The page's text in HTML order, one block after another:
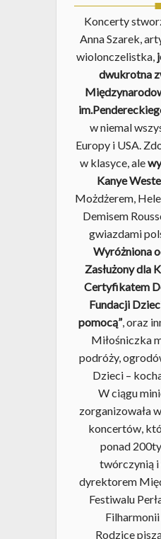
Koncerty
Anna Szarek,
wiolonczelistka,
dwukrotna
w niemal
Europy i USA.
w klasyce, ale
Kanye
Możdżerem,
Demisem
gwiazdami
Wyróżniona
Zasłużony dla
Certyfikatem
Fundacji
pomocą”, oraz
Miłośniczka
podróży,
Dzieci –
W ciągu
zorganizowała
koncertów,
ponad
twórczynią
dyrektorem
Festiwalu
Rodzice